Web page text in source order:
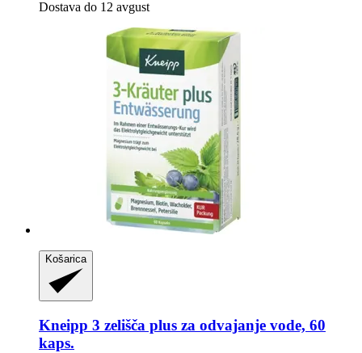
Dostava do 12 avgust
Košarica
Kneipp 3 zelišča plus za odvajanje vode, 60
kaps.